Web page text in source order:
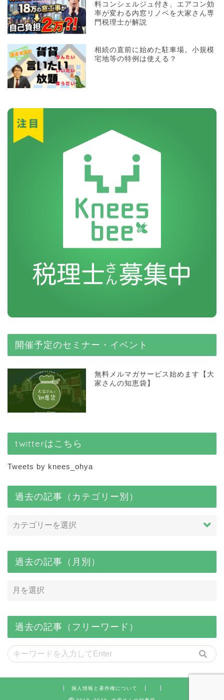
料コンシェルジュ付き、エアコン効
率が変わる内窓リノベを大家さん専
門税理士が解説
相続の直前に始めた駐車場。小規模
宅地等の特例は使える？
開催予定のセミナー・イベント
無料メルマガサービス始めます【大
家さんの知恵袋】
twitterはこちら
Tweets by knees_ohya
過去の記事（カテゴリー別）
過去の記事（月別）
過去の記事（フリーワード）
個人情報と著作権について